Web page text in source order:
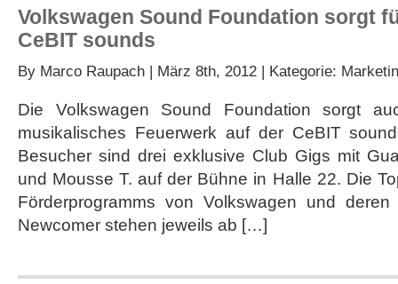
Volkswagen Sound Foundation sorgt
CeBIT sounds
By Marco Raupach | März 8th, 2012 | Kategorie:
Die Volkswagen Sound Foundation sorgt
musikalisches Feuerwerk auf der CeBIT
Besucher sind drei exklusive Club Gigs mit
und Mousse T. auf der Bühne in Halle 22. Die
Förderprogramms von Volkswagen und
Newcomer stehen jeweils ab […]